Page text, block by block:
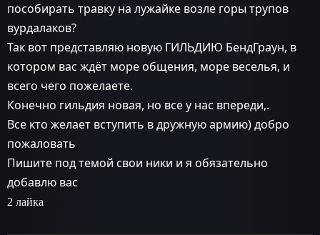
пособирать травку на лужайке возле горы трупов
вурдалаков?
Так вот представляю новую ГИЛЬДИЮ БендГраун, в
котором вас ждёт море общения, море веселья, и
всего чего пожелаете.
Конечно гильдия новая, но все у нас впереди,.
Все кто желает вступить в дружную армию) добро
пожаловать
Пишите под темой свои ники и я обязательно
добавлю вас
2 лайка